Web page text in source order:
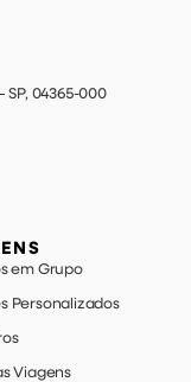
SP, 04365-000
em Grupo
Personalizados
Viagens